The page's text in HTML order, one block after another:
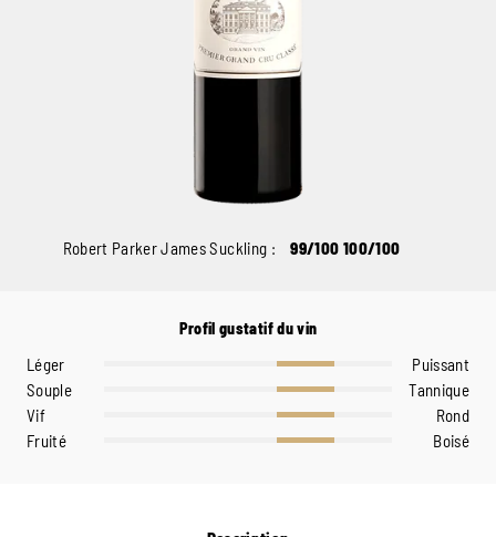
Robert Parker James Suckling : 99/100 100/100
Profil gustatif du vin
Léger
Puissant
Souple
Tannique
Vif
Rond
Fruité
Boisé